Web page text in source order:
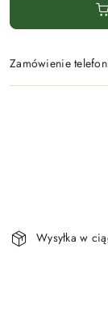
Zamówienie
Dostępność
Wysyłka w